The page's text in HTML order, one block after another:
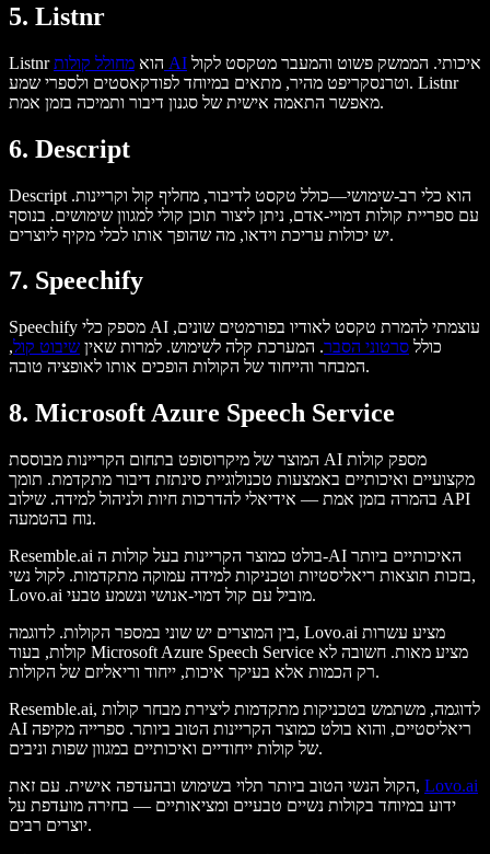
5. Listnr
Listnr הוא מחולל קולות AI
וטרנסקריפט מהיר, מתאים במיוחד לפודקאסטים ולספרי שמע. Listnr
מאפשר התאמה אישית של סגנון דיבור ותמיכה בזמן אמת.
6. Descript
Descript הוא כלי רב-שימושי—כולל טקסט לדיבור, מחליף קול וקריינות.
עם ספריית קולות דמויי-אדם, ניתן ליצור תוכן קולי למגוון שימושים. בנוסף
יש יכולות עריכת וידאו, מה שהופך אותו לכלי מקיף ליוצרים.
7. Speechify
Speechify מספק כלי AI עוצמתי להמרת טקסט לאודיו בפורמטים שונים,
כולל סרטוני הסבר. המערכת קלה לשימוש. למרות שאין שיבוט קול,
המבחר והייחוד של הקולות הופכים אותו לאופציה טובה.
8. Microsoft Azure Speech Service
המוצר של מיקרוסופט בתחום הקריינות מבוססת AI מספק קולות
מקצועיים ואיכותיים באמצעות טכנולוגיית סינתזת דיבור מתקדמת. תומך
בהמרה בזמן אמת — אידיאלי להדרכות חיות ולניהול למידה. שילוב API
נוח בהטמעה.
Resemble.ai בולט כמוצר הקריינות בעל קולות ה-AI האיכותיים ביותר
בזכות תוצאות ריאליסטיות וטכניקות למידה עמוקה מתקדמות. לקול נשי,
Lovo.ai מוביל עם קול דמוי-אנושי ונשמע טבעי.
בין המוצרים יש שוני במספר הקולות. לדוגמה, Lovo.ai מציע עשרות
קולות, בעוד Microsoft Azure Speech Service מציע מאות. חשובה לא
רק הכמות אלא בעיקר איכות, ייחוד וריאליזם של הקולות.
Resemble.ai, לדוגמה, משתמש בטכניקות מתקדמות ליצירת מבחר קולות
AI ריאליסטיים, והוא בולט כמוצר הקריינות הטוב ביותר. ספרייה מקיפה
של קולות ייחודיים ואיכותיים במגוון שפות וניבים.
הקול הנשי הטוב ביותר תלוי בשימוש ובהעדפה אישית. עם זאת, Lovo.ai
ידוע במיוחד בקולות נשיים טבעיים ומציאותיים — בחירה מועדפת על
יוצרים רבים.